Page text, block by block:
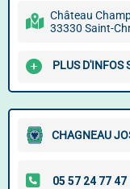
Château
33330 Saint-
PLUS D'INFOS
CHAGNEAU